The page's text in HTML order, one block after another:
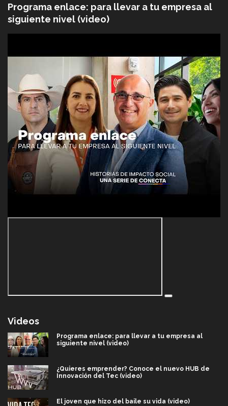
Programa enlace: para llevar a tu empresa al
siguiente nivel (video)
Videos
Programa enlace: para llevar a tu empresa al
siguiente nivel (video)
¿Quieres emprender? Conoce el nuevo HUB de
Innovación del Tec (video)
El joven que hizo del baile su vida (video)